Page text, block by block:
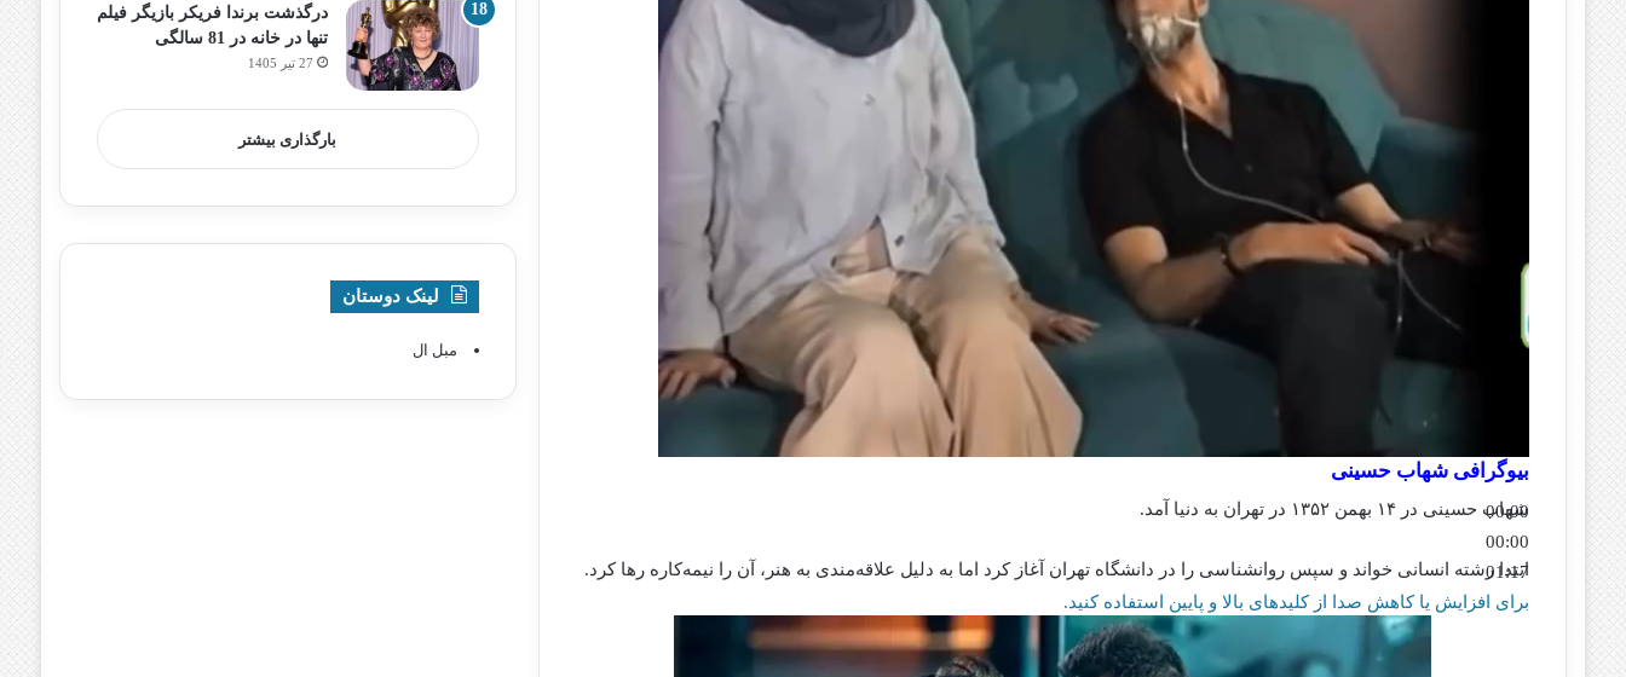
00:00
00:00
01:17
برای افزایش یا کاهش صدا از کلیدهای بالا و پایین استفاده کنید.
بیوگرافی شهاب حسینی
شهاب حسینی در ۱۴ بهمن ۱۳۵۲ در تهران به دنیا آمد.
ابتدا رشته انسانی خواند و سپس روانشناسی را در دانشگاه تهران آغاز کرد اما به دلیل علاقه‌مندی به هنر، آن را نیمه‌کاره رها کرد.
درگذشت برندا فریکر بازیگر فیلم
تنها در خانه در 81 سالگی
27 تیر 1405
بارگذاری بیشتر
لینک دوستان
مبل ال